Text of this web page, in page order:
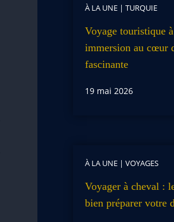
À LA UNE| TURQUIE
Voyage touristique
immersion au cœur
fascinante
19 mai 2026
À LA UNE| VOYAGES
Voyager à cheval :
bien préparer votre